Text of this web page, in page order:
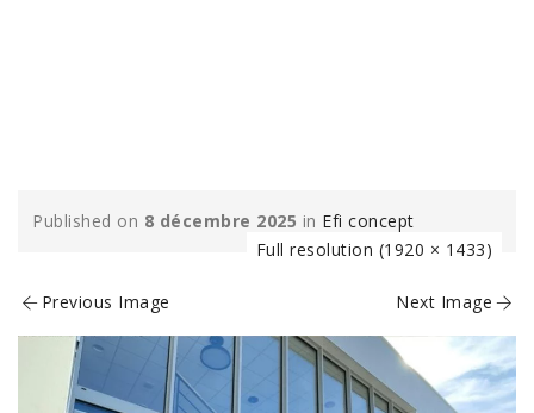
Published on 8 décembre 2025 in Efi concept
Full resolution (1920 × 1433)
Previous Image Next Image